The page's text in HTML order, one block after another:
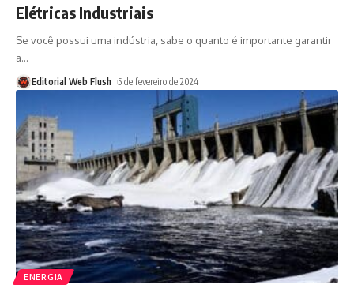
Elétricas Industriais
Se você possui uma indústria, sabe o quanto é importante garantir
a…
Editorial Web Flush 5 de fevereiro de 2024
ENERGIA